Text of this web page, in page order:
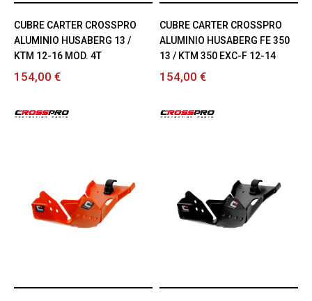
CUBRE CARTER CROSSPRO
ALUMINIO HUSABERG 13 /
KTM 12-16 MOD. 4T
154,00 €
CUBRE CARTER CROSSPRO
ALUMINIO HUSABERG FE 350
13 / KTM 350 EXC-F 12-14
154,00 €